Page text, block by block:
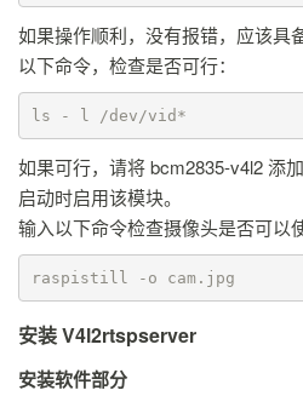
如果操作顺利，没有报错，应该具
以下命令，检查是否可行：
ls - l /dev/vid*
如果可行，请将 bcm2835-v4l2 添
启动时启用该模块。
输入以下命令检查摄像头是否可以
raspistill -o cam.jpg
安装 V4l2rtspserver
安装软件部分